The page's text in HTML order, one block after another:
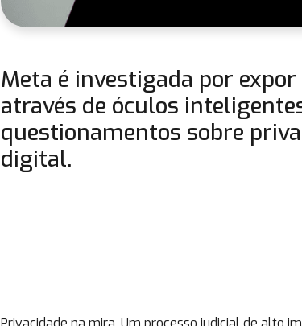
Meta é investigada por
através de óculos
questionamentos sobre
digital.